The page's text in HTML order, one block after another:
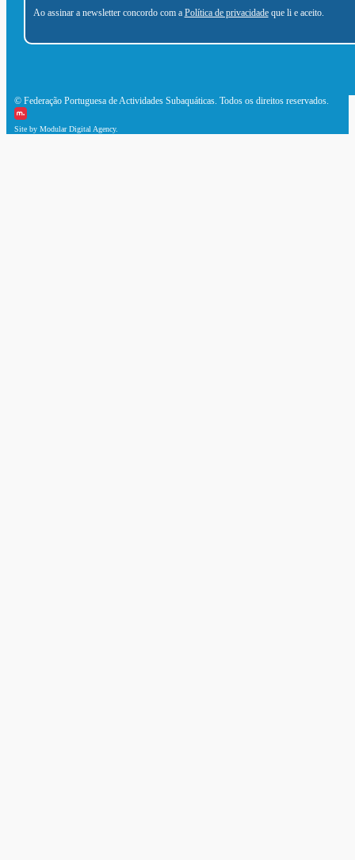
Ao assinar a newsletter concordo com a Política de privacidadeque li e aceito.
© Federação Portuguesa de Actividades Subaquáticas. Todos os direitos reservados.
Site by Modular Digital Agency.